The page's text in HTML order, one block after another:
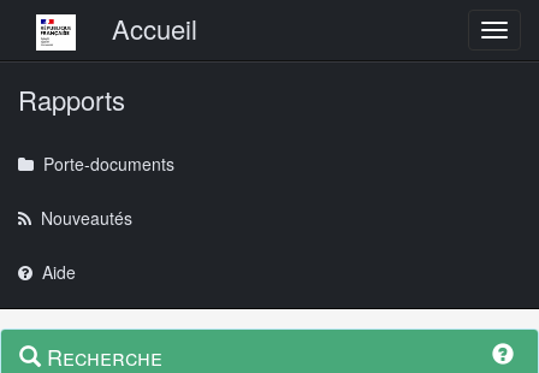
Menu principalAccueil
Rapports
Porte-documents
Nouveautés
Aide
Navigation
Menu
contextuel
Recherche